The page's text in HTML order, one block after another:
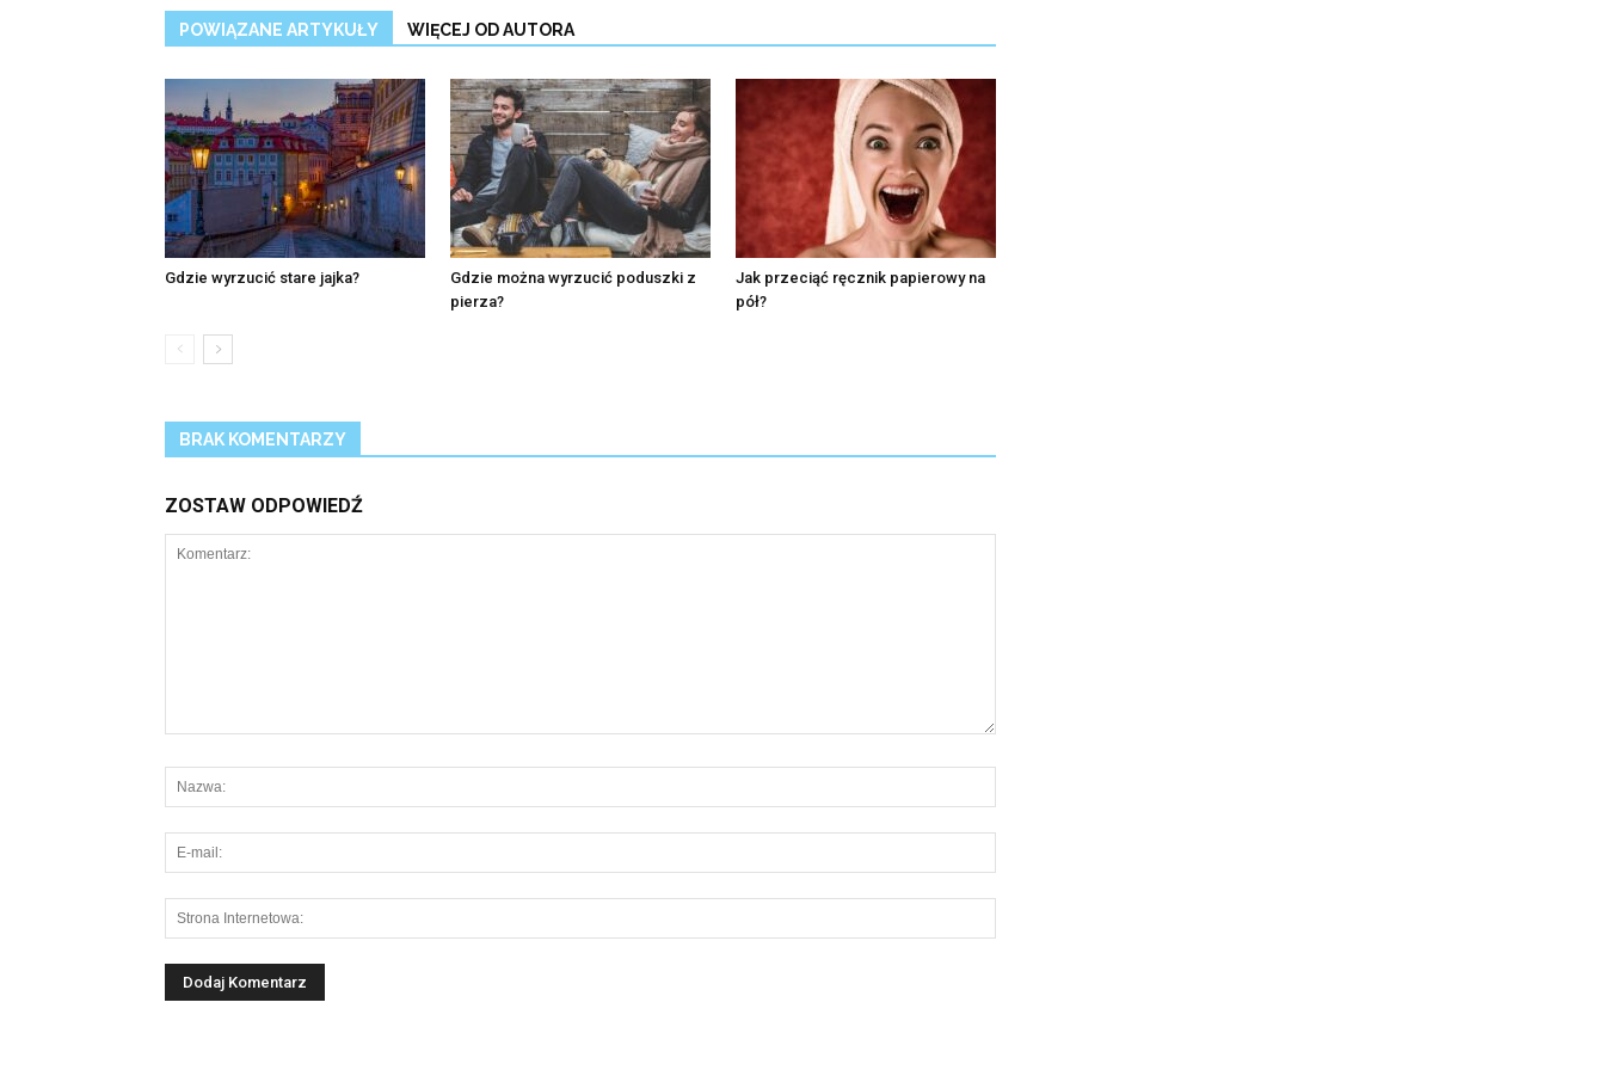
POWIĄZANE ARTYKUŁY WIĘCEJ OD AUTORA
Gdzie wyrzucić stare jajka?
Gdzie można wyrzucić poduszki z
pierza?
Jak przeciąć ręcznik papierowy na
pół?
BRAK KOMENTARZY
ZOSTAW ODPOWIEDŹ